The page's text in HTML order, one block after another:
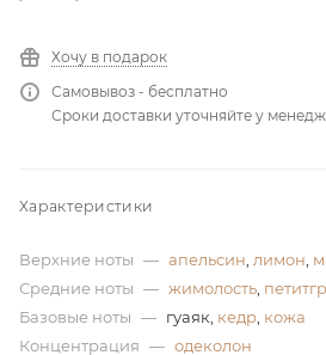
Хочу в подарок
Самовывоз - бесплатно
Сроки доставки уточняйте у
Характеристики
Верхние ноты — апельсин лимон
Средние ноты — жимолость
Базовые ноты — гуаяк, кедр кожа
Концентрация — одеколон